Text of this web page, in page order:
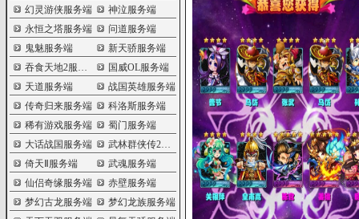
幻灵游侠服务端
神泣服务端
永恒之塔服务端
问道服务端
鬼魅服务端
新天骄服务端
吞食天地2服务端
国威OL服务端
天道服务端
战国英雄服务端
传奇归来服务端
科洛斯服务端
稀有游戏服务端
蜀门服务端
大话战国服务端
武林群侠传2服务端
倚天Ⅱ服务端
武魂服务端
仙侣奇缘服务端
赤壁服务端
梦幻古龙服务端
梦幻龙族服务端